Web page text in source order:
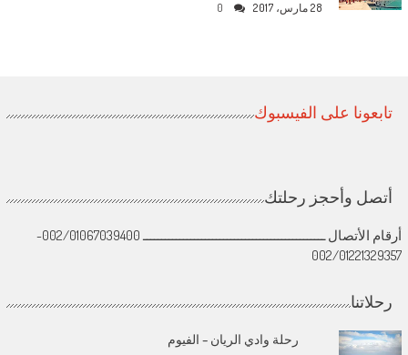
28 مارس، 2017 0
تابعونا على الفيسبوك
أتصل وأحجز رحلتك
أرقام الأتصال ــــــــــــــــــــــــــــــــــــــــــــــــــ 002/01067039400-
002/01221329357
رحلاتنا
رحلة وادي الريان – الفيوم